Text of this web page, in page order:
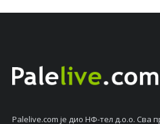
Palelive.com јe дио НФ-тeл д.о.о. Сва